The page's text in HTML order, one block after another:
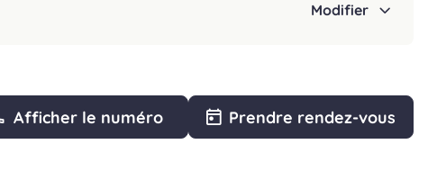
Modifier
Afficher le numéro Prendre rendez-vous